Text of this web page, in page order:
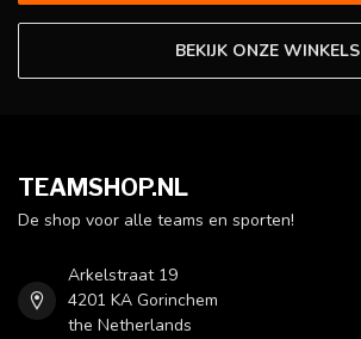
BEKIJK ONZE WINKELS
TEAMSHOP.NL
De shop voor alle teams en sporten!
Arkelstraat 19
4201 KA Gorinchem
the Netherlands